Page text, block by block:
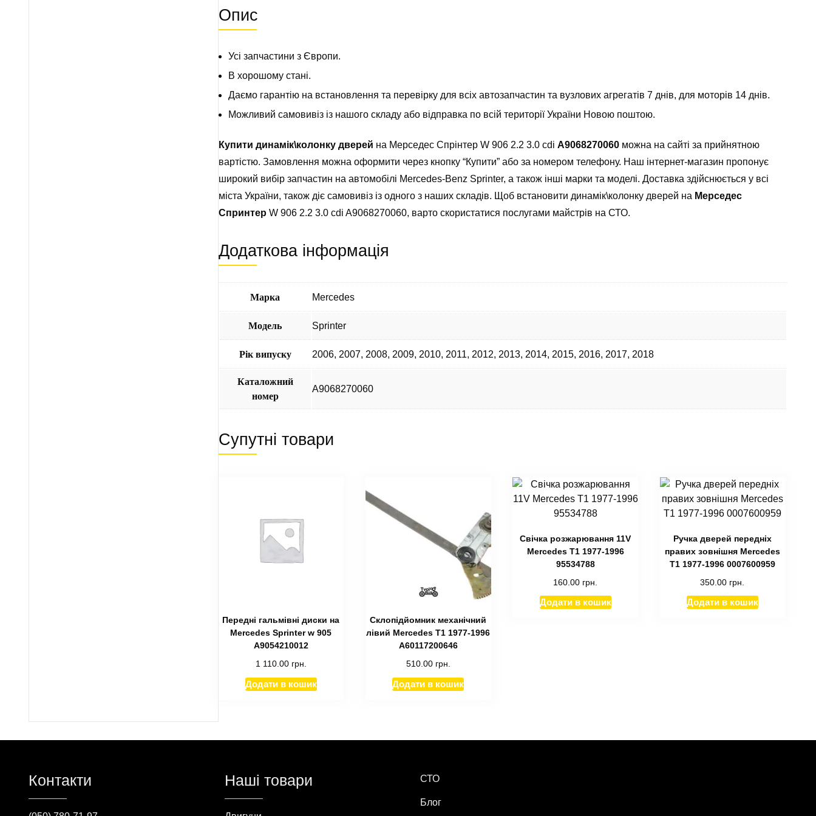
Опис
Усі запчастини з Європи.
В хорошому стані.
Даємо гарантію на встановлення та перевірку для всіх автозапчастин та вузлових агрегатів 7 днів, для моторів 14 днів.
Можливий самовивіз із нашого складу або відправка по всій території України Новою поштою.
Купити динамік\колонку дверей на Мерседес Спрінтер W 906 2.2 3.0 cdi A9068270060можна на сайті за прийнятною
вартістю. Замовлення можна оформити через кнопку “Купити” або за номером телефону. Наш інтернет-магазин пропонує
широкий вибір запчастин на автомобілі Mercedes-Benz Sprinter, а також інші марки та моделі. Доставка здійснюється у всі
міста України, також діє самовивіз із одного з наших складів. Щоб встановити динамік\колонку дверей на Мерседес
Спринтер W 906 2.2 3.0 cdi A9068270060, варто скористатися послугами майстрів на СТО.
Додаткова інформація
Марка Mercedes
Модель Sprinter
Рік випуску 2006, 2007, 2008, 2009, 2010, 2011, 2012, 2013, 2014, 2015, 2016, 2017, 2018
Каталожний
номер
A9068270060
Супутні товари
Передні гальмівні диски на
Mercedes Sprinter w 905
А9054210012
1 110.00 грн.
Додати в кошик
Склопідйомник механічний
лівий Mercedes T1 1977-1996
A60117200646
510.00 грн.
Додати в кошик
Cвічка розжарювання 11V
Mercedes T1 1977-1996
95534788
160.00 грн.
Додати в кошик
Ручка дверей передніх
правих зовнішня Mercedes
T1 1977-1996 0007600959
350.00 грн.
Додати в кошик
Контакти Наші товари СТО
Блог